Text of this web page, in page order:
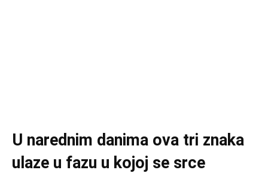
U narednim danima ova tri znaka
ulaze u fazu u kojoj se srce